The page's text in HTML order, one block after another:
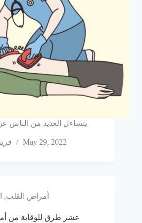
يتساءل العديد من الناس عن
May 29, 2022
أمراض القلب,
عشر طرق للوقاية من